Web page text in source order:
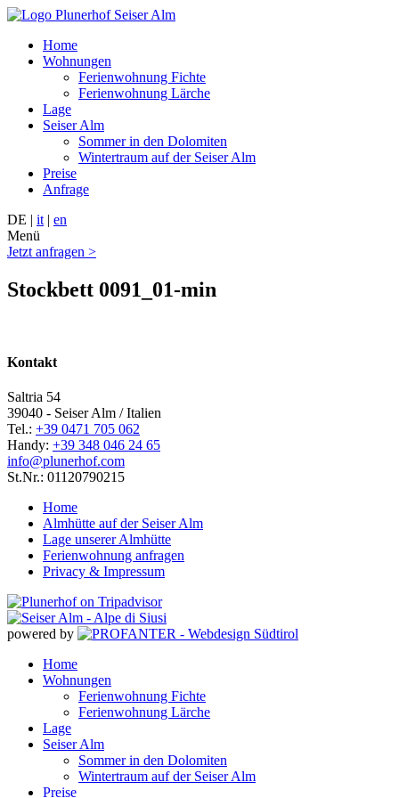
Home
Wohnungen
Ferienwohnung Fichte
Ferienwohnung Lärche
Lage
Seiser Alm
Sommer in den Dolomiten
Wintertraum auf der Seiser Alm
Preise
Anfrage
DE | it | en
Menü
Jetzt anfragen >
Stockbett 0091_01-min
Kontakt
Saltria 54
39040 - Seiser Alm / Italien
Tel.: +39 0471 705 062
Handy: +39 348 046 24 65
info@plunerhof.com
St.Nr.: 01120790215
Home
Almhütte auf der Seiser Alm
Lage unserer Almhütte
Ferienwohnung anfragen
Privacy & Impressum
powered by
Home
Wohnungen
Ferienwohnung Fichte
Ferienwohnung Lärche
Lage
Seiser Alm
Sommer in den Dolomiten
Wintertraum auf der Seiser Alm
Preise